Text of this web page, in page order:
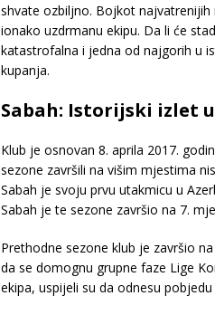
shvate ozbiljno. Bojkot
ionako uzdrmanu ekipu. Da li će
katastrofalna i jedna od najgorih u
kupanja.
Sabah: Istorijski izlet
Klub je osnovan 8. aprila 2017.
sezone završili na višim mjestima
Sabah je svoju prvu utakmicu u
Sabah je te sezone završio na 7.
Prethodne sezone klub je završio
da se domognu grupne faze Lige
ekipa, uspijeli su da odnesu